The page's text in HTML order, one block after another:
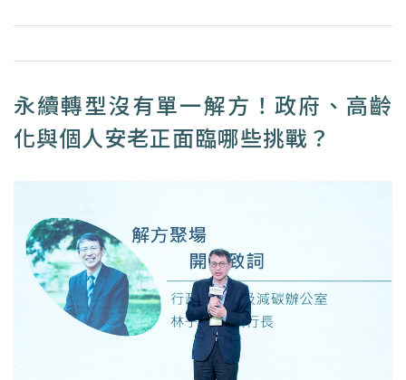
永續轉型沒有單一解方！政府、高齡
化與個人安老正面臨哪些挑戰？